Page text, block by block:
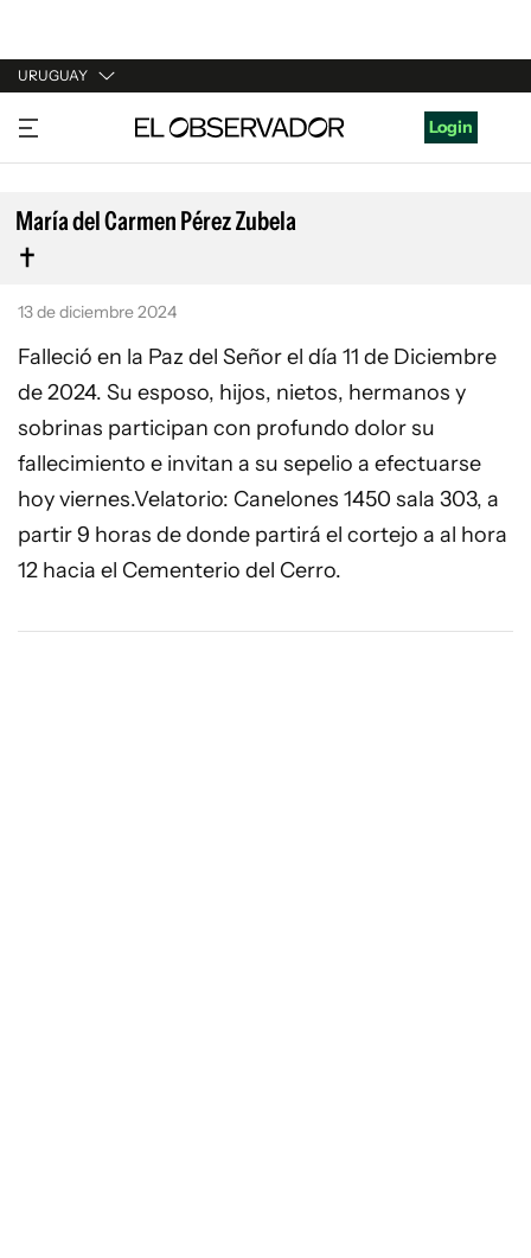
URUGUAY
URUGUAY
ARGENTINA
ESPAÑA
ESTADOS UNIDOS
Login
María del Carmen Pérez Zubela
13 de diciembre 2024
Falleció en la Paz del Señor el día 11 de Diciembre
de 2024. Su esposo, hijos, nietos, hermanos y
sobrinas participan con profundo dolor su
fallecimiento e invitan a su sepelio a efectuarse
hoy viernes.Velatorio: Canelones 1450 sala 303, a
partir 9 horas de donde partirá el cortejo a al hora
12 hacia el Cementerio del Cerro.